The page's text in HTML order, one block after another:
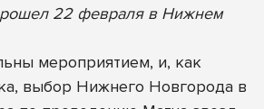
22 февраля в Нижнем
мероприятием, и, как
выбор Нижнего Новгорода в